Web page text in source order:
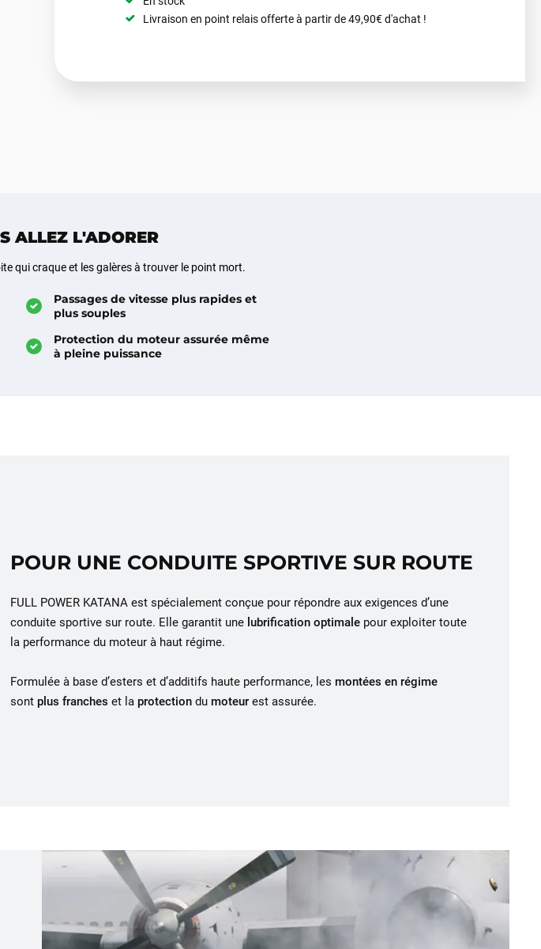
Livraison en point relais offerte à partir de 49,90€ d'achat !
ALLEZ L'ADORER
qui craque et les galères à trouver le point mort.
Passages de vitesse plus rapides et
plus souples
Protection du moteur assurée même
à pleine puissance
POUR UNE CONDUITE SPORTIVE SUR ROUTE
FULL POWER KATANA est spécialement conçue pour répondre aux exigences d’une
conduite sportive sur route. Elle garantit une lubrification optimale pour exploiter toute
la performance du moteur à haut régime.
Formulée à base d’esters et d’additifs haute performance, les montées en régime
sont plus franches et la protection du moteur est assurée.